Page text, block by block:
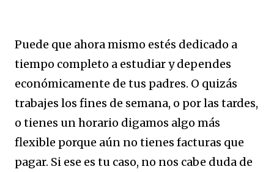
Puede que ahora mismo estés dedicado a
tiempo completo a estudiar y dependes
económicamente de tus padres. O quizás
trabajes los fines de semana, o por las tardes,
o tienes un horario digamos algo más
flexible porque aún no tienes facturas que
pagar. Si ese es tu caso, no nos cabe duda de